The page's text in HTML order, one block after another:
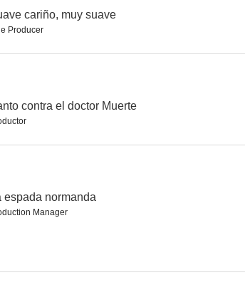
cariño, muy suave
Producer
contra el doctor Muerte
espada normanda
Manager